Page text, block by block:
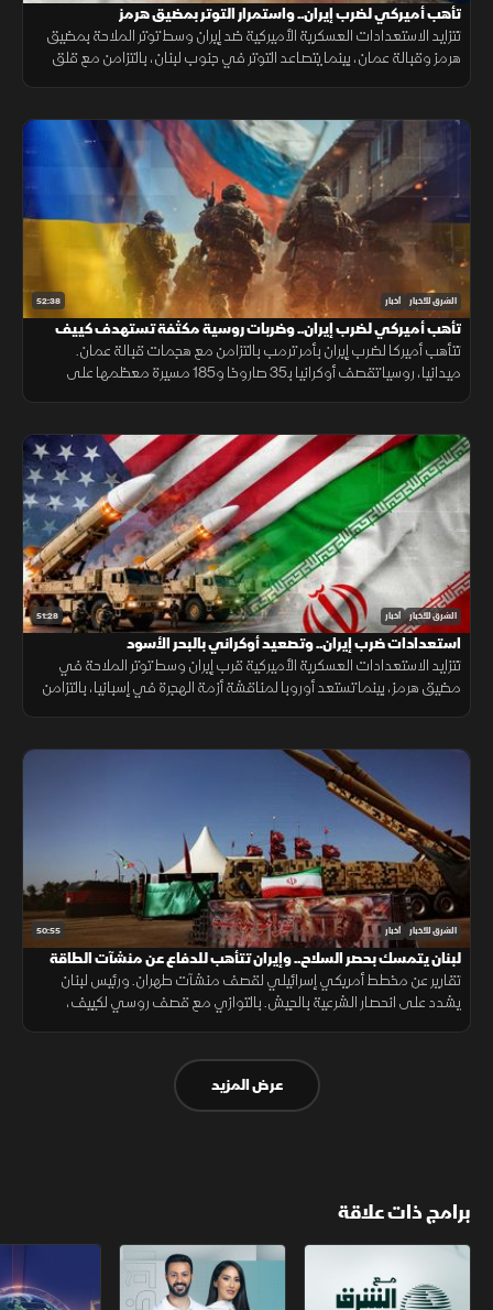
تأهب أميركي لضرب إيران.. واستمرار التوتر بمضيق هرمز
تتزايد الاستعدادات العسكرية الأميركية ضد إيران وسط توتر الملاحة بمضيق
هرمز وقبالة عمان، بينما يتصاعد التوتر في جنوب لبنان، بالتزامن مع قلق
52:38 الشرق للأخبار أخبار
تأهب أميركي لضرب إيران.. وضربات روسية مكثفة تستهدف كييف
تتأهب أميركا لضرب إيران بأمر ترمب بالتزامن مع هجمات قبالة عمان.
ميدانيا، روسيا تقصف أوكرانيا بـ35 صاروخا و185 مسيرة معظمها على
51:28 الشرق للأخبار أخبار
استعدادات ضرب إيران.. وتصعيد أوكراني بالبحر الأسود
تتزايد الاستعدادات العسكرية الأميركية قرب إيران وسط توتر الملاحة في
مضيق هرمز، بينما تستعد أوروبا لمناقشة أزمة الهجرة في إسبانيا، بالتزامن
50:55 الشرق للأخبار أخبار
لبنان يتمسك بحصر السلاح.. وإيران تتأهب للدفاع عن منشآت الطاقة
تقارير عن مخطط أمريكي إسرائيلي لقصف منشآت طهران. ورئيس لبنان
يشدد على انحصار الشرعية بالجيش. بالتوازي مع قصف روسي لكييف،
عرض المزيد
برامج ذات علاقة
مع الشرق الأوسط الخبر الآخر تقارير الشرق